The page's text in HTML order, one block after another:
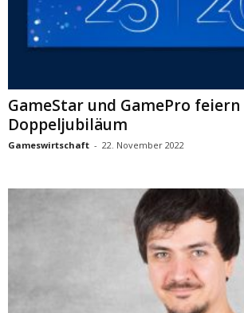
GameStar und GamePro feiern
Doppeljubiläum
Gameswirtschaft - 22. November 2022